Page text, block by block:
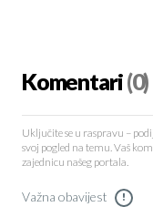
Komentari(0)
Uključite se u raspravu –
svoj pogled na temu. Vaš
zajednicu našeg portala.
Važna obavijest !